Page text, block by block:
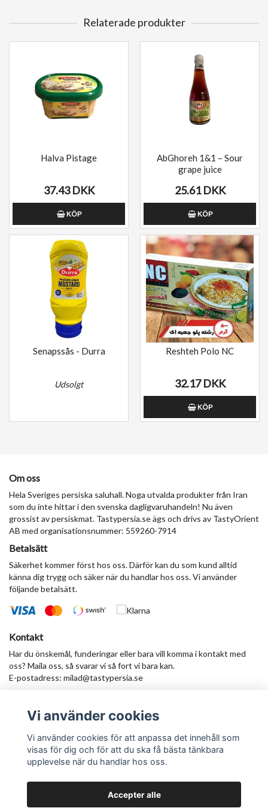
Relaterade produkter
Halva Pistage
37.43 DKK
KÖP
AbGhoreh 1&1 – Sour
grape juice
25.61 DKK
KÖP
Senapssås - Durra
Udsolgt
Reshteh Polo NC
32.17 DKK
KÖP
Om oss
Hela Sveriges persiska saluhall. Noga utvalda produkter från Iran
som du inte hittar i den svenska dagligvaruhandeln! Nu även
grossist av persiskmat. Tastypersia.se ägs och drivs av TastyOrient
AB med organisationsnummer: 559260-7914
Betalsätt
Säkerhet kommer först hos oss. Därför kan du som kund alltid
känna dig trygg och säker när du handlar hos oss. Vi använder
följande betalsätt.
Kontakt
Har du önskemål, funderingar eller bara vill komma i kontakt med
oss? Maila oss, så svarar vi så fort vi bara kan.
E-postadress: milad@tastypersia.se
Anmäl dig till vårt nyhetsbrev
Prenumerera
Vi använder cookies
Vi använder cookies för att anpassa det innehåll som
visas för dig och för att du ska få bästa tänkbara
upplevelse när du handlar hos oss.
Accepter alle